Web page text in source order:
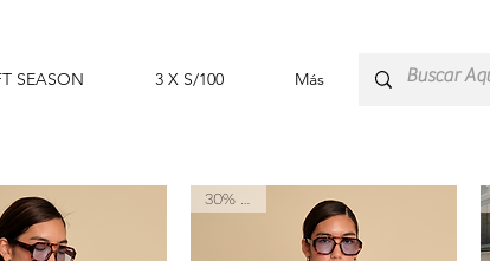
SEASON 3 X S/100 Más